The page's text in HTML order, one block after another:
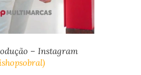
– Instagram